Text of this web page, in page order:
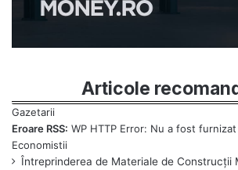
Articole
Eroare RSS: WP HTTP Error: Nu a fost furnizat
Întreprinderea de Materiale de Construcții